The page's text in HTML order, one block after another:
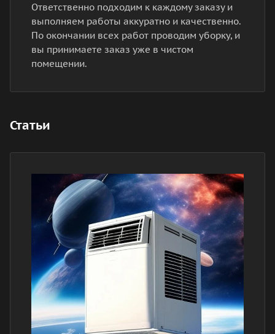
Ответственно подходим к каждому заказу и
выполняем работы аккуратно и качественно.
По окончании всех работ проводим уборку, и
вы принимаете заказ уже в чистом
помещении.
Статьи